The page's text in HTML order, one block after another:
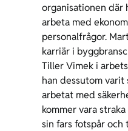
organisationen där
arbeta med
personalfrågor.
karriär i
Tiller Vimek i
han dessutom
arbetat med
kommer vara
sin fars fotspår och